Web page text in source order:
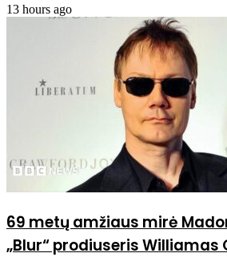
13 hours ago
69 metų amžiaus mirė
„Blur“ prodiuseris Williamas